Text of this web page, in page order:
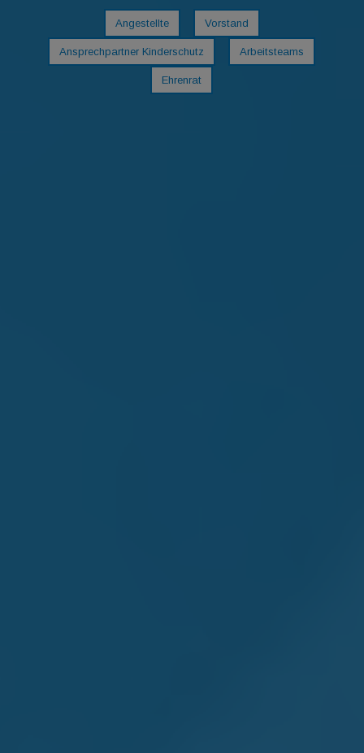
Angestellte Vorstand
Ansprechpartner Kinderschutz Arbeitsteams
Ehrenrat